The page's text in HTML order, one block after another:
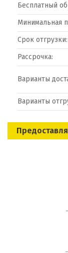
Бесплатный
Минимальная
Срок отгрузки:
Рассрочка:
Варианты
Варианты